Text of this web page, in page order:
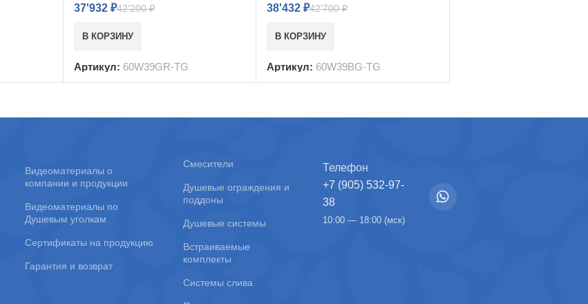
37'932 ₽42'200₽
В КОРЗИНУ
Артикул: 60W39GR-TG
38'432 ₽42'700₽
В КОРЗИНУ
Артикул: 60W39BG-TG
Видеоматериалы о
компании и продукции
Видеоматериалы по
Душевым уголкам
Сертификаты на продукцию
Гарантия и возврат
Смесители
Душевые ограждения и
поддоны
Душевые системы
Встраиваемые
комплекты
Системы слива
Телефон
+7 (905) 532-97-
38
10:00 — 18:00 (мск)